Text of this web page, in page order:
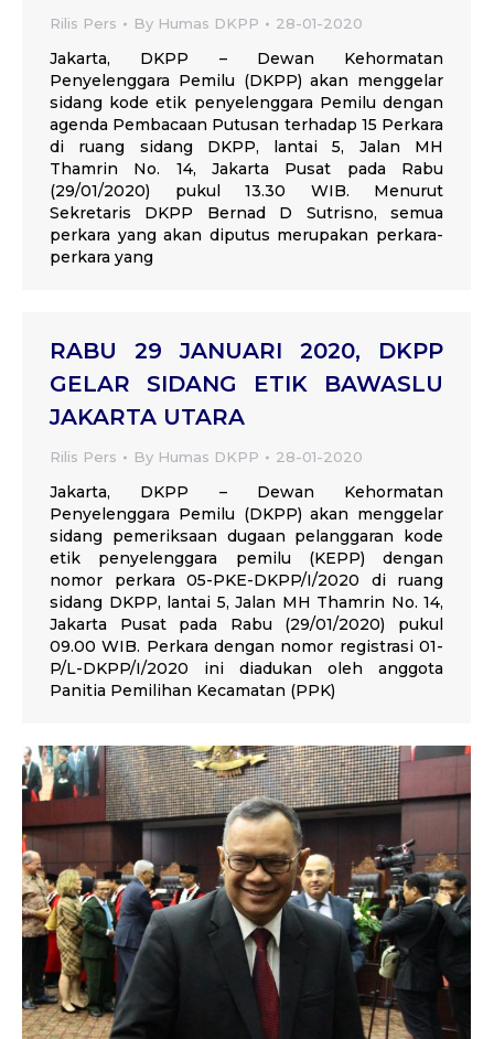
Rilis Pers By Humas DKPP 28-01-2020
Jakarta, DKPP – Dewan Kehormatan
Penyelenggara Pemilu (DKPP) akan menggelar
sidang kode etik penyelenggara Pemilu dengan
agenda Pembacaan Putusan terhadap 15 Perkara
di ruang sidang DKPP, lantai 5, Jalan MH
Thamrin No. 14, Jakarta Pusat pada Rabu
(29/01/2020) pukul 13.30 WIB. Menurut
Sekretaris DKPP Bernad D Sutrisno, semua
perkara yang akan diputus merupakan perkara-
perkara yang
RABU 29 JANUARI 2020, DKPP
GELAR SIDANG ETIK BAWASLU
JAKARTA UTARA
Rilis Pers By Humas DKPP 28-01-2020
Jakarta, DKPP – Dewan Kehormatan
Penyelenggara Pemilu (DKPP) akan menggelar
sidang pemeriksaan dugaan pelanggaran kode
etik penyelenggara pemilu (KEPP) dengan
nomor perkara 05-PKE-DKPP/I/2020 di ruang
sidang DKPP, lantai 5, Jalan MH Thamrin No. 14,
Jakarta Pusat pada Rabu (29/01/2020) pukul
09.00 WIB. Perkara dengan nomor registrasi 01-
P/L-DKPP/I/2020 ini diadukan oleh anggota
Panitia Pemilihan Kecamatan (PPK)